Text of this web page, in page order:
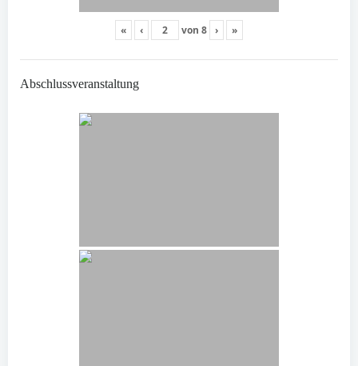
« ‹ von 8 › »
Abschlussveranstaltung